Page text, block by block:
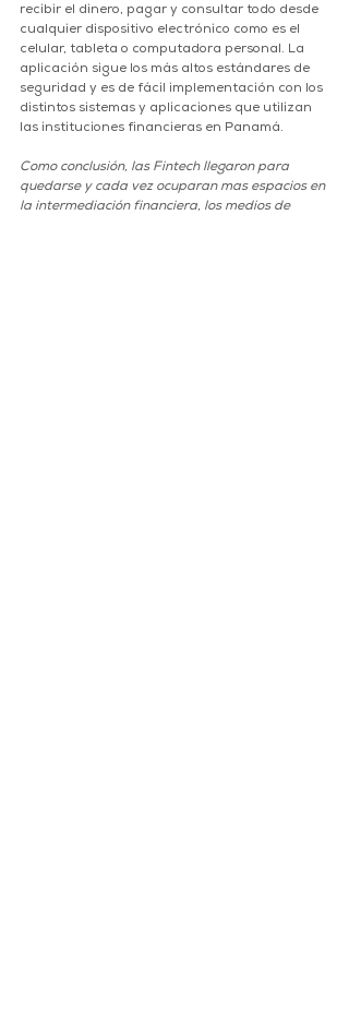
recibir el dinero, pagar y consultar todo desde
cualquier dispositivo electrónico como es el
celular, tableta o computadora personal. La
aplicación sigue los más altos estándares de
seguridad y es de fácil implementación con los
distintos sistemas y aplicaciones que utilizan
las instituciones financieras en Panamá.
Como conclusión, las Fintech llegaron para
quedarse y cada vez ocuparan mas espacios en
la intermediación financiera, los medios de